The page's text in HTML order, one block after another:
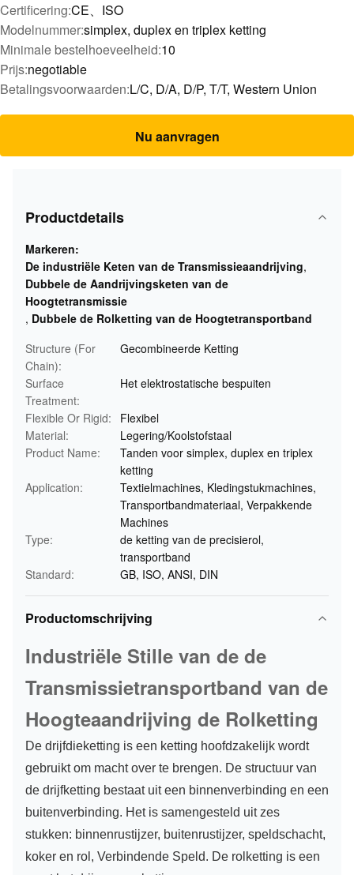
Certificering:CE、ISO
Modelnummer:simplex, duplex en triplex ketting
Minimale bestelhoeveelheid:10
Prijs:negotiable
Betalingsvoorwaarden:L/C, D/A, D/P, T/T, Western Union
Nu aanvragen
Productdetails
Markeren:
De industriële Keten van de Transmissieaandrijving,
Dubbele de Aandrijvingsketen van de
Hoogtetransmissie
, Dubbele de Rolketting van de Hoogtetransportband
Structure (For
Chain):
Gecombineerde Ketting
Surface
Treatment:
Het elektrostatische bespuiten
Flexible Or Rigid:
Flexibel
Material:
Legering/Koolstofstaal
Product Name:
Tanden voor simplex, duplex en triplex
ketting
Application:
Textielmachines, Kledingstukmachines,
Transportbandmateriaal, Verpakkende
Machines
Type:
de ketting van de precisierol,
transportband
Standard:
GB, ISO, ANSI, DIN
Productomschrijving
Industriële Stille van de de
Transmissietransportband van de
Hoogteaandrijving de Rolketting
De drijfdieketting is een ketting hoofdzakelijk wordt
gebruikt om macht over te brengen. De structuur van
de drijfketting bestaat uit een binnenverbinding en een
buitenverbinding. Het is samengesteld uit zes
stukken: binnenrustijzer, buitenrustijzer, speldschacht,
koker en rol, Verbindende Speld. De rolketting is een